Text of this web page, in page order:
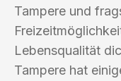
Tampere und
Lebensqualität
Tampere hat